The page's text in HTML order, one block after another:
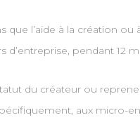
que l’aide à la création
d’entreprise, pendant 12
du créateur ou
aux micro-